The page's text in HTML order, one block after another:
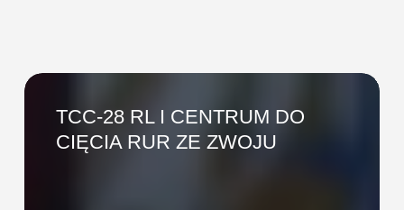
TCC-
TCC-28 RL I CENTRUM DO
CIĘCIA RUR ZE ZWOJU